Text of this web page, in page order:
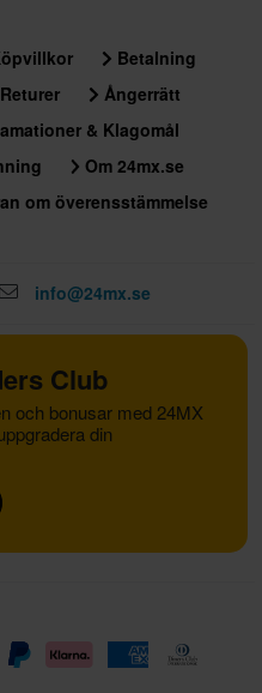
Betalning
Returer
Ångerrätt
& Klagomål
Om 24mx.se
om överensstämmelse
info@24mx.se
Club
och bonusar med 24MX
din